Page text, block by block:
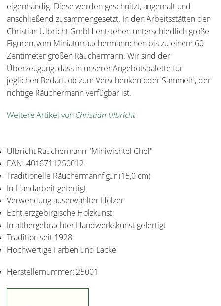
eigenhändig. Diese werden geschnitzt, angemalt und
anschließend zusammengesetzt. In den Arbeitsstätten der
Christian Ulbricht GmbH entstehen unterschiedlich große
Figuren, vom Miniaturräuchermännchen bis zu einem 60
Zentimeter großen Räuchermann. Wir sind der
Überzeugung, dass in unserer Angebotspalette für
jeglichen Bedarf, ob zum Verschenken oder Sammeln, der
richtige Räuchermann verfügbar ist.
Weitere Artikel von Christian Ulbricht
Ulbricht Räuchermann "Miniwichtel Chef"
EAN: 4016711250012
Traditionelle Räuchermannfigur (15,0 cm)
In Handarbeit gefertigt
Verwendung auserwählter Hölzer
Echt erzgebirgische Holzkunst
In althergebrachter Handwerkskunst gefertigt
Tradition seit 1928
Hochwertige Farben und Lacke
Herstellernummer: 25001